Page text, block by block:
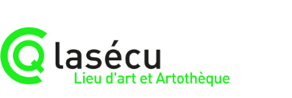
in/home/lasecuorpb/www/include/function.inc.php